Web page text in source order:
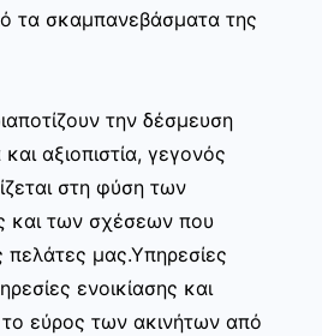
τα σκαμπανεβάσματα της
την δέσμευση
αξιοπιστία, γεγονός
στη φύση των
και των σχέσεων που
πελάτες μας.Υπηρεσίες
ενοικίασης και
εύρος των ακινήτων από